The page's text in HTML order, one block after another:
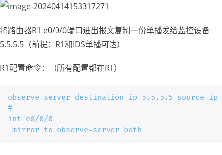
将路由器R1 e0/0/0端口进出报文复制一份单播发给监控设备
5.5.5.5（前提：R1和IDS单播可达）
R1配置命令：（所有配置都在R1）
observe-server destination-ip 5.5.5.5 source-ip
#
int e0/0/0
mirror to observe-server both